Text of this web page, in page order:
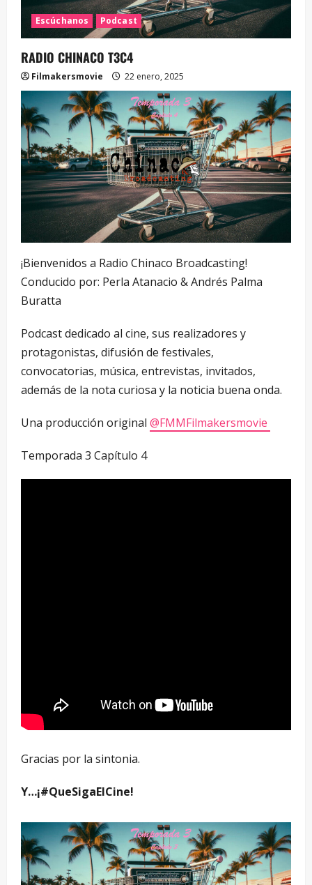
Escúchanos Podcast
RADIO CHINACO T3C4
Filmakersmovie 22 enero, 2025
¡Bienvenidos a Radio Chinaco Broadcasting!
Conducido por: Perla Atanacio & Andrés Palma
Buratta
Podcast dedicado al cine, sus realizadores y
protagonistas, difusión de festivales,
convocatorias, música, entrevistas, invitados,
además de la nota curiosa y la noticia buena onda.
Una producción original ‪@FMMFilmakersmovie‬
Temporada 3 Capítulo 4
Gracias por la sintonia.
Y…¡#QueSigaElCine!